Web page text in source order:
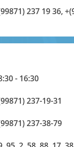
237 19 36,
- 16:30
237-19-31
237-38-79